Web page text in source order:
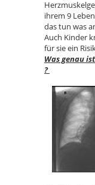
ihrem 9
das tun was
Auch Kinder
für sie ein
Was genau
?